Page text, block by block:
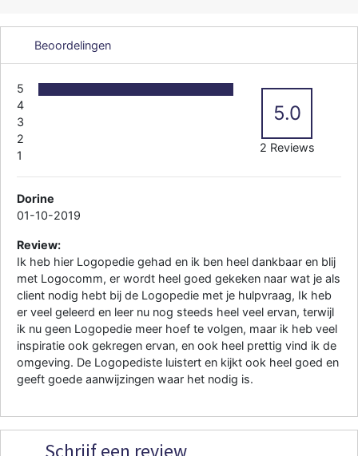
Beoordelingen
5
4
3
2
1
5.0
2 Reviews
Dorine
01-10-2019
Review:
Ik heb hier Logopedie gehad en ik ben heel dankbaar en blij
met Logocomm, er wordt heel goed gekeken naar wat je als
client nodig hebt bij de Logopedie met je hulpvraag, Ik heb
er veel geleerd en leer nu nog steeds heel veel ervan, terwijl
ik nu geen Logopedie meer hoef te volgen, maar ik heb veel
inspiratie ook gekregen ervan, en ook heel prettig vind ik de
omgeving. De Logopediste luistert en kijkt ook heel goed en
geeft goede aanwijzingen waar het nodig is.
Schrijf een review